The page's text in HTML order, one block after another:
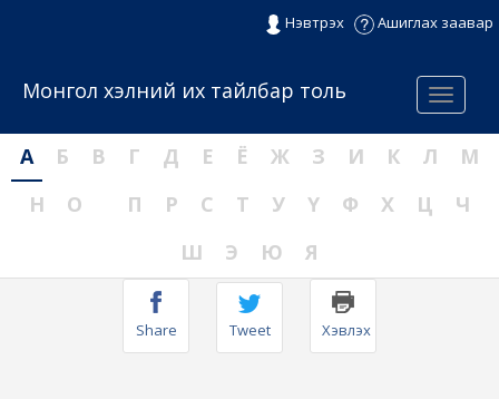
Нэвтрэх Ашиглах заавар
Menu
Монгол хэлний их тайлбар толь
А Б В Г Д Е Ё Ж З И К Л
М
Н
О П Р С Т У Ү Ф Х Ц
Ч
Ш
Э Ю Я
Share Tweet Хэвлэх